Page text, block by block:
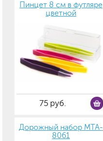
Пинцет 8 см в футляре
цветной
75 руб.
Дорожный набор MTA-
8061